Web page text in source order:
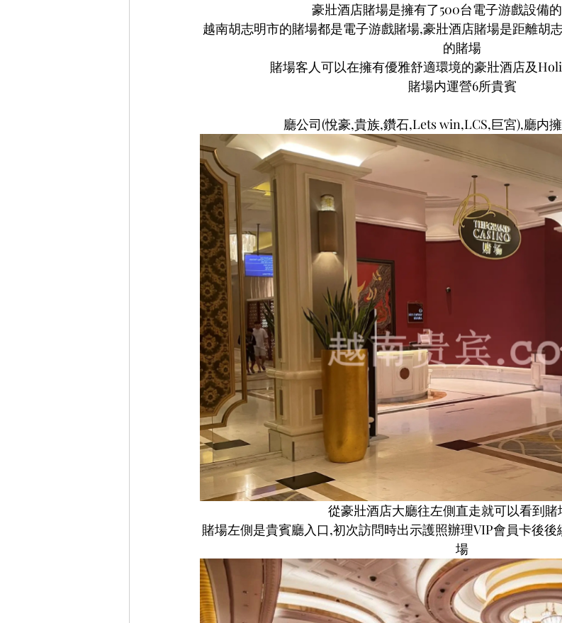
豪壯酒店賭場是擁有了500台電子游戲設備
越南胡志明市的賭場都是電子游戲賭場,豪壯酒店賭場是距離胡
的賭場
賭場客人可以在擁有優雅舒適環境的豪壯酒店及
賭場内運營6所貴賓
廳公司(悅豪,貴族,鑽石,Lets win,LCS,巨宮),廳内
從豪壯酒店大廳往左側直走就可以看到賭
賭場左側是貴賓廳入口,初次訪問時出示護照辦理VIP會員卡後
場